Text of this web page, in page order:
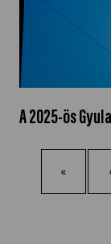
A 2025-ös
« ‹